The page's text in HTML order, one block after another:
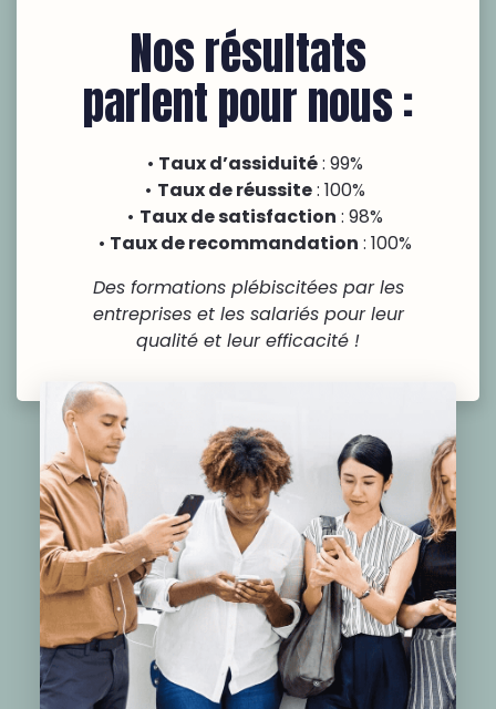
Nos résultats
parlent pour nous :
Taux d’assiduité: 99%
Taux de réussite: 100%
Taux de satisfaction : 98%
Taux de recommandation : 100%
Des formations plébiscitées par les
entreprises et les salariés pour leur
qualité et leur efficacité !